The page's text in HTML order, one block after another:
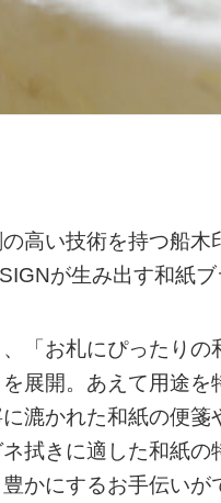
高い技術を持つ船
が生み出す和紙ブ
、「お札にぴったり
展開。あえて用途
漉かれた和紙の便
拭きに適した和紙
かにするお手伝いが